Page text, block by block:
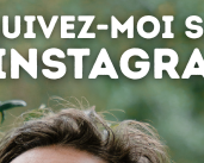
mains ! C'est une
mais elle est bien